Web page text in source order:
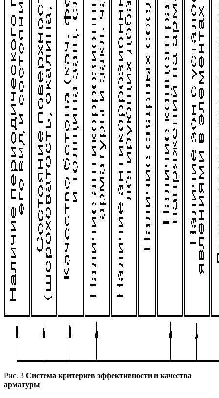
Рис. 3 Система критериев эффективности и качества
арматуры